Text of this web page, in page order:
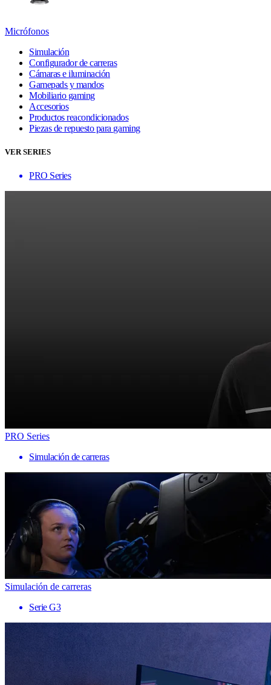
Micrófonos
Simulación
Configurador de carreras
Cámaras e iluminación
Gamepads y mandos
Mobiliario gaming
Accesorios
Productos reacondicionados
Piezas de repuesto para gaming
VER SERIES
PRO Series
PRO Series
Simulación de carreras
Simulación de carreras
Serie G3